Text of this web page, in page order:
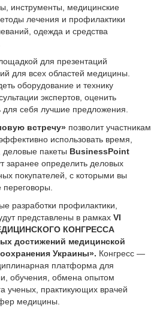
инструменты, медицинские
лечения и профилактики
одежда и средства
для презентаций
для всех областей медицины.
оборудование и технику
экспертов, оценить
себя лучшие предложения.
встречу» позволит участникам
использовать время,
пакеты BusinessPoint
заранее определить деловых
покупателей, с которыми вы
переговоры.
разработки профилактики,
представлены в рамках VI
КОНГРЕССА
достижений медицинской
Украины». Конгресс —
платформа для
обучения, обмена опытом
ученых, практикующих врачей
медицины.